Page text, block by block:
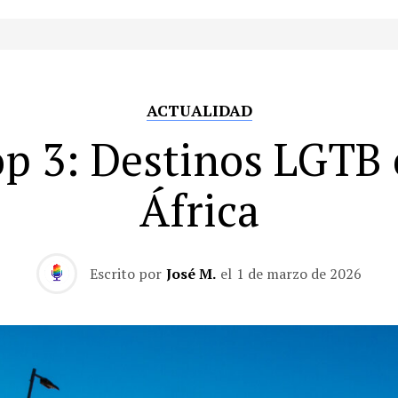
ACTUALIDAD
3: Destinos LGTB
África
Escrito por José M. el 1 de marzo de 2026